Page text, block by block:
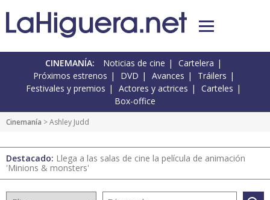
CINEMANÍA: Noticias de cine
Cartelera
Próximos estrenos
DVD Avances
Tráilers
Festivales y premios
Actores y actrices
Carteles
Box-office
Cinemanía > Ashley Judd
Destacado: Llega a las salas de cine la película de animación
'Minions & monsters'